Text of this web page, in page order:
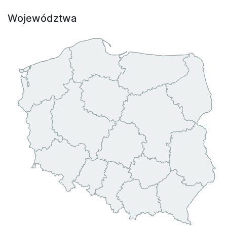
Województwa